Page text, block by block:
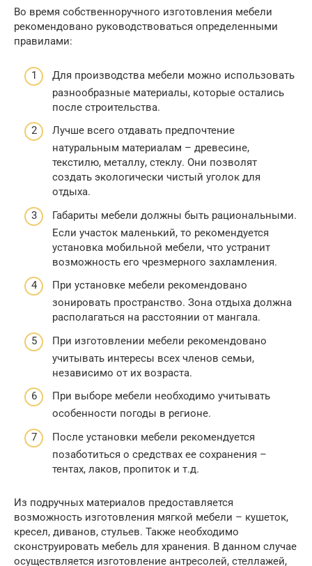
Во время собственноручного изготовления мебели
рекомендовано руководствоваться определенными
правилами:
Для производства мебели можно использовать
разнообразные материалы, которые остались
после строительства.
Лучше всего отдавать предпочтение
натуральным материалам – древесине,
текстилю, металлу, стеклу. Они позволят
создать экологически чистый уголок для
отдыха.
Габариты мебели должны быть рациональными.
Если участок маленький, то рекомендуется
установка мобильной мебели, что устранит
возможность его чрезмерного захламления.
При установке мебели рекомендовано
зонировать пространство. Зона отдыха должна
располагаться на расстоянии от мангала.
При изготовлении мебели рекомендовано
учитывать интересы всех членов семьи,
независимо от их возраста.
При выборе мебели необходимо учитывать
особенности погоды в регионе.
После установки мебели рекомендуется
позаботиться о средствах ее сохранения –
тентах, лаков, пропиток и т.д.
Из подручных материалов предоставляется
возможность изготовления мягкой мебели – кушеток,
кресел, диванов, стульев. Также необходимо
сконструировать мебель для хранения. В данном случае
осуществляется изготовление антресолей, стеллажей,